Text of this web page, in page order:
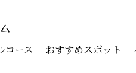
コース おすすめスポット